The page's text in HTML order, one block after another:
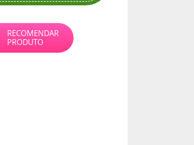
RECOMENDAR
PRODUTO